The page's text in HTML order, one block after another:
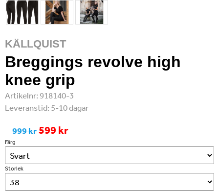
KÄLLQUIST
Breggings revolve high
knee grip
Artikelnr: 918140-3
Leveranstid: 5-10 dagar
999 kr599 kr
Färg
Storlek